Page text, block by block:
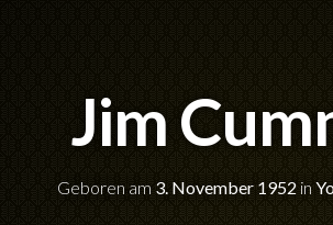
Jim
Geboren am 3. November 1952in